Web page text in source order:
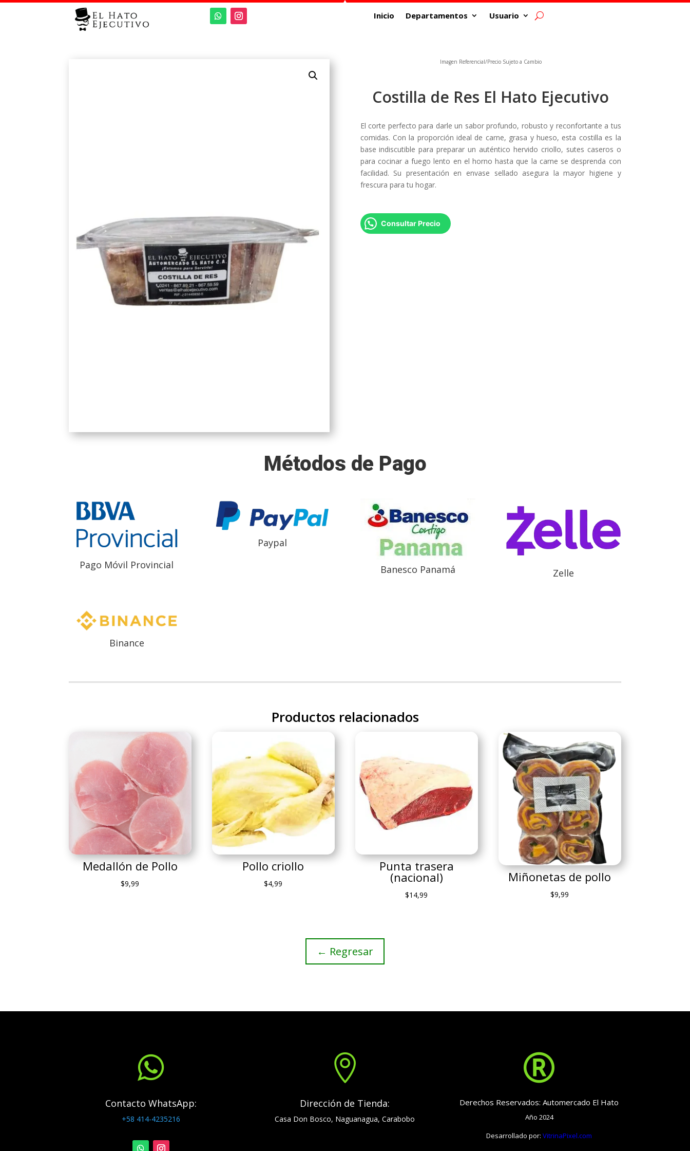
Inicio Departamentos Usuario
Imagen Referencial/Precio Sujeto a Cambio
Costilla de Res El Hato Ejecutivo
El corte perfecto para darle un sabor profundo, robusto y reconfortante a tus
comidas. Con la proporción ideal de carne, grasa y hueso, esta costilla es la
base indiscutible para preparar un auténtico hervido criollo, sutes caseros o
para cocinar a fuego lento en el horno hasta que la carne se desprenda con
facilidad. Su presentación en envase sellado asegura la mayor higiene y
frescura para tu hogar.
Consultar Precio
Métodos de Pago
Pago Móvil Provincial
Paypal
Banesco Panamá Zelle
Binance
Productos relacionados
Medallón de Pollo
$9,99
Pollo criollo
$4,99
Punta trasera
(nacional)
$14,99
Miñonetas de pollo
$9,99
← Regresar

Contacto WhatsApp:
+58 414-4235216

Dirección de Tienda:
Casa Don Bosco, Naguanagua, Carabobo

Derechos Reservados: Automercado El Hato
Año 2024
Desarrollado por:VitrinaPixel.com